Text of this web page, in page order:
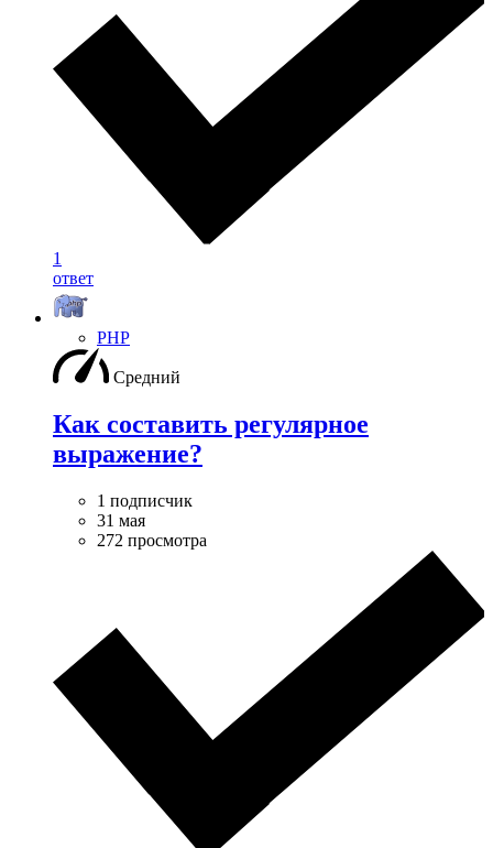
1
ответ
PHP
Средний
Как составить регулярное
выражение?
1 подписчик
31 мая
272 просмотра